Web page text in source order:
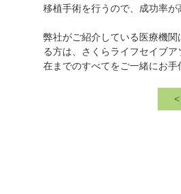
移植手術を行うので、成功率が
弊社がご紹介している医療機
る方は、さくらライフセイブア
在までのすべてをご一緒にお手
<